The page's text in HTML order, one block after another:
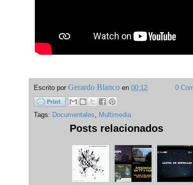
Escrito por Gerardo Blanco en 00:12 0
Tags: Documentales, Multimedia
Posts relacionados